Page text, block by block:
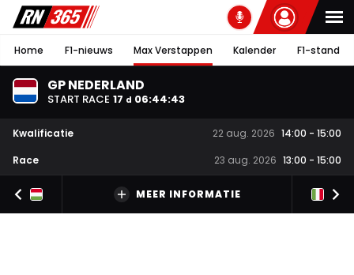
Home F1-nieuws Max Verstappen Kalender F1-stand
GP NEDERLAND
START RACE 17 d 06:44:42
Kwalificatie 22 aug. 2026 14:00 - 15:00
Race
23 aug. 2026 13:00 - 15:00
MEER INFORMATIE